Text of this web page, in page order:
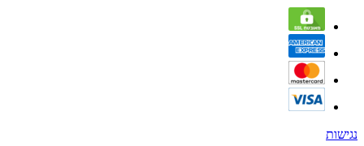
נגישות